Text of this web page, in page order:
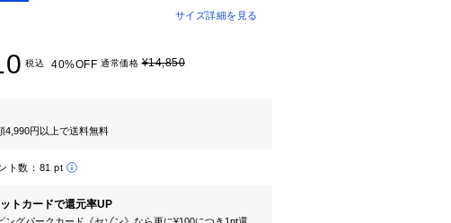
サイズ詳細を見る
税込 40%OFF 通常価格¥14,850
4,990円以上で送料無料
ト数： 81 pt
トカードで還元率UP